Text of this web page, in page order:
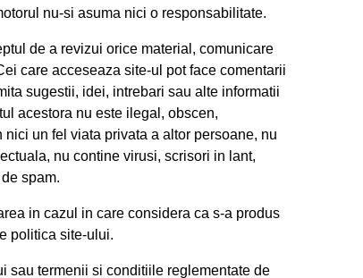
nu-si asuma nici o responsabilitate.
de a revizui orice material, comunicare
care acceseaza site-ul pot face comentarii
sugestii, idei, intrebari sau alte informatii
acestora nu este ilegal, obscen,
un fel viata privata a altor persoane, nu
nu contine virusi, scrisori in lant,
spam.
in cazul in care considera ca s-a produs
politica site-ului.
sau termenii si conditiile reglementate de